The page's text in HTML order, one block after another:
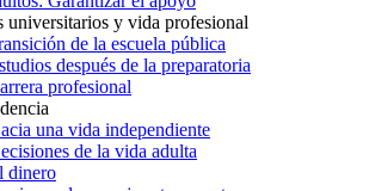
universitarios y vida profesional
de la escuela pública
después de la preparatoria
profesional
una vida independiente
de la vida adulta
dinero